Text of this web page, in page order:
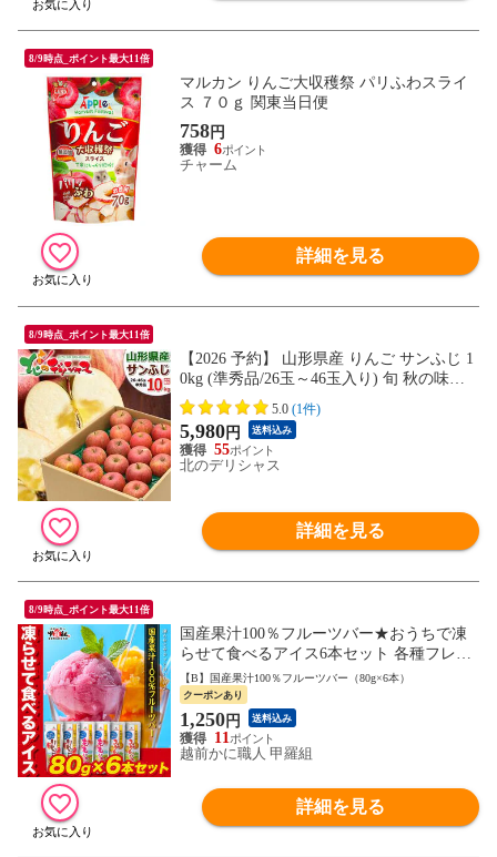
8/9時点_ポイント最大11倍
マルカン りんご大収穫祭 パリふわスライ
ス ７０ｇ 関東当日便
758円
6
チャーム
詳細を見る
8/9時点_ポイント最大11倍
【2026 予約】 山形県産 りんご サンふじ 1
0kg (準秀品/26玉～46玉入り) 旬 秋の味覚
冬の味覚 りんご リンゴ 林檎 わけあり 訳
あり ご自宅用 ご家庭用 人気 おすすめ お
得 お買い得 果物 フルーツ 山形県 山形県
直送 産地直送 グルメ お取り寄せ
5.0 (1件)
5,980円 送料込み
55
北のデリシャス
詳細を見る
8/9時点_ポイント最大11倍
国産果汁100％フルーツバー★おうちで凍
らせて食べるアイス6本セット 各種フレー
バーご用意！ りんご もも みかん
【B】国産果汁100％フルーツバー（80g×6本）
クーポンあり
1,250円 送料込み
11
越前かに職人 甲羅組
詳細を見る